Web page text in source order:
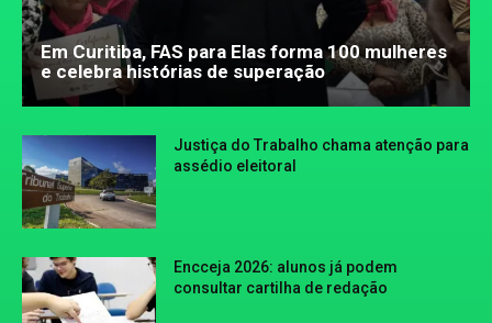
Em Curitiba, FAS para Elas forma 100 mulheres
e celebra histórias de superação
Justiça do Trabalho chama atenção para
assédio eleitoral
Encceja 2026: alunos já podem
consultar cartilha de redação